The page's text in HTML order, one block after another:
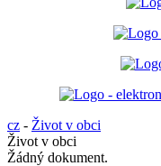
cz - Život v obci
Život v obci
Žádný dokument.